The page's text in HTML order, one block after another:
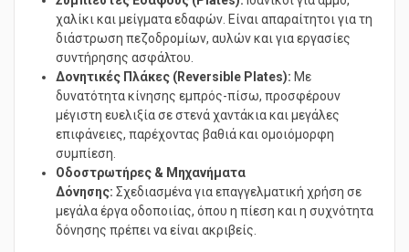
Συμπιεστές Εδάφους (Plates):
Ιδανικοί για άμμο,
χαλίκι και μείγματα εδαφών. Είναι απαραίτητοι για τη
διάστρωση πεζοδρομίων, αυλών και για εργασίες
συντήρησης ασφάλτου.
Δονητικές Πλάκες (Reversible Plates):
Με
δυνατότητα κίνησης εμπρός-πίσω, προσφέρουν
μέγιστη ευελιξία σε στενά χαντάκια και μεγάλες
επιφάνειες, παρέχοντας βαθιά και ομοιόμορφη
συμπίεση.
Οδοστρωτήρες & Μηχανήματα
Δόνησης:
Σχεδιασμένα για επαγγελματική χρήση σε
μεγάλα έργα οδοποιίας, όπου η πίεση και η συχνότητα
δόνησης πρέπει να είναι ακριβείς.